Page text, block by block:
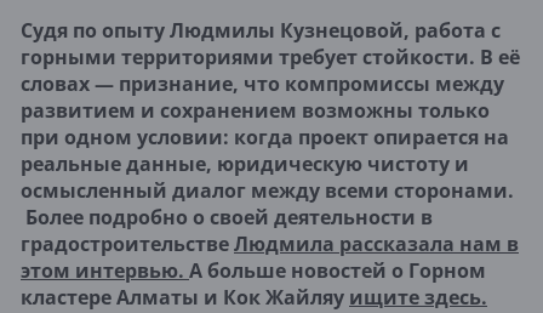
Судя по опыту Людмилы Кузнецовой, работа с
горными территориями требует стойкости. В её
словах — признание, что компромиссы между
развитием и сохранением возможны только
при одном условии: когда проект опирается на
реальные данные, юридическую чистоту и
осмысленный диалог между всеми сторонами.
Более подробно о своей деятельности в
градостроительствеЛюдмила рассказала нам в
этом интервью. А больше новостей о Горном
кластере Алматы и Кок Жайляу ищите здесь.